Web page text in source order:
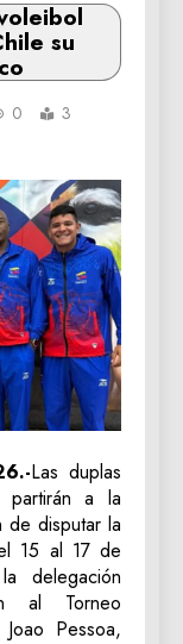
su
0
3
Las duplas
partirán a la
disputar la
15 al 17 de
delegación
al Torneo
Pessoa,